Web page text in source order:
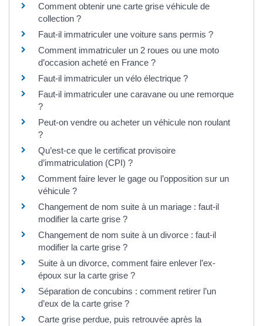
Comment obtenir une carte grise véhicule de
collection ?
Faut-il immatriculer une voiture sans permis ?
Comment immatriculer un 2 roues ou une moto
d’occasion acheté en France ?
Faut-il immatriculer un vélo électrique ?
Faut-il immatriculer une caravane ou une remorque
?
Peut-on vendre ou acheter un véhicule non roulant
?
Qu’est-ce que le certificat provisoire
d’immatriculation (CPI) ?
Comment faire lever le gage ou l’opposition sur un
véhicule ?
Changement de nom suite à un mariage : faut-il
modifier la carte grise ?
Changement de nom suite à un divorce : faut-il
modifier la carte grise ?
Suite à un divorce, comment faire enlever l’ex-
époux sur la carte grise ?
Séparation de concubins : comment retirer l’un
d’eux de la carte grise ?
Carte grise perdue, puis retrouvée après la